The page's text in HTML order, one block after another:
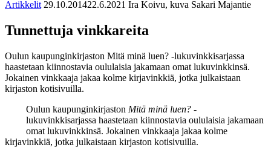
Artikkelit 29.10.201422.6.2021 Ira Koivu, kuva Sakari Majantie
Tunnettuja vinkkareita
Oulun kaupunginkirjaston Mitä minä luen? -lukuvinkkisarjassa
haastetaan kiinnostavia oululaisia jakamaan omat lukuvinkkinsä.
Jokainen vinkkaaja jakaa kolme kirjavinkkiä, jotka julkaistaan
kirjaston kotisivuilla.
Oulun kaupunginkirjaston Mitä minä luen? -
lukuvinkkisarjassa haastetaan kiinnostavia oululaisia jakamaan
omat lukuvinkkinsä. Jokainen vinkkaaja jakaa kolme
kirjavinkkiä, jotka julkaistaan kirjaston kotisivuilla.